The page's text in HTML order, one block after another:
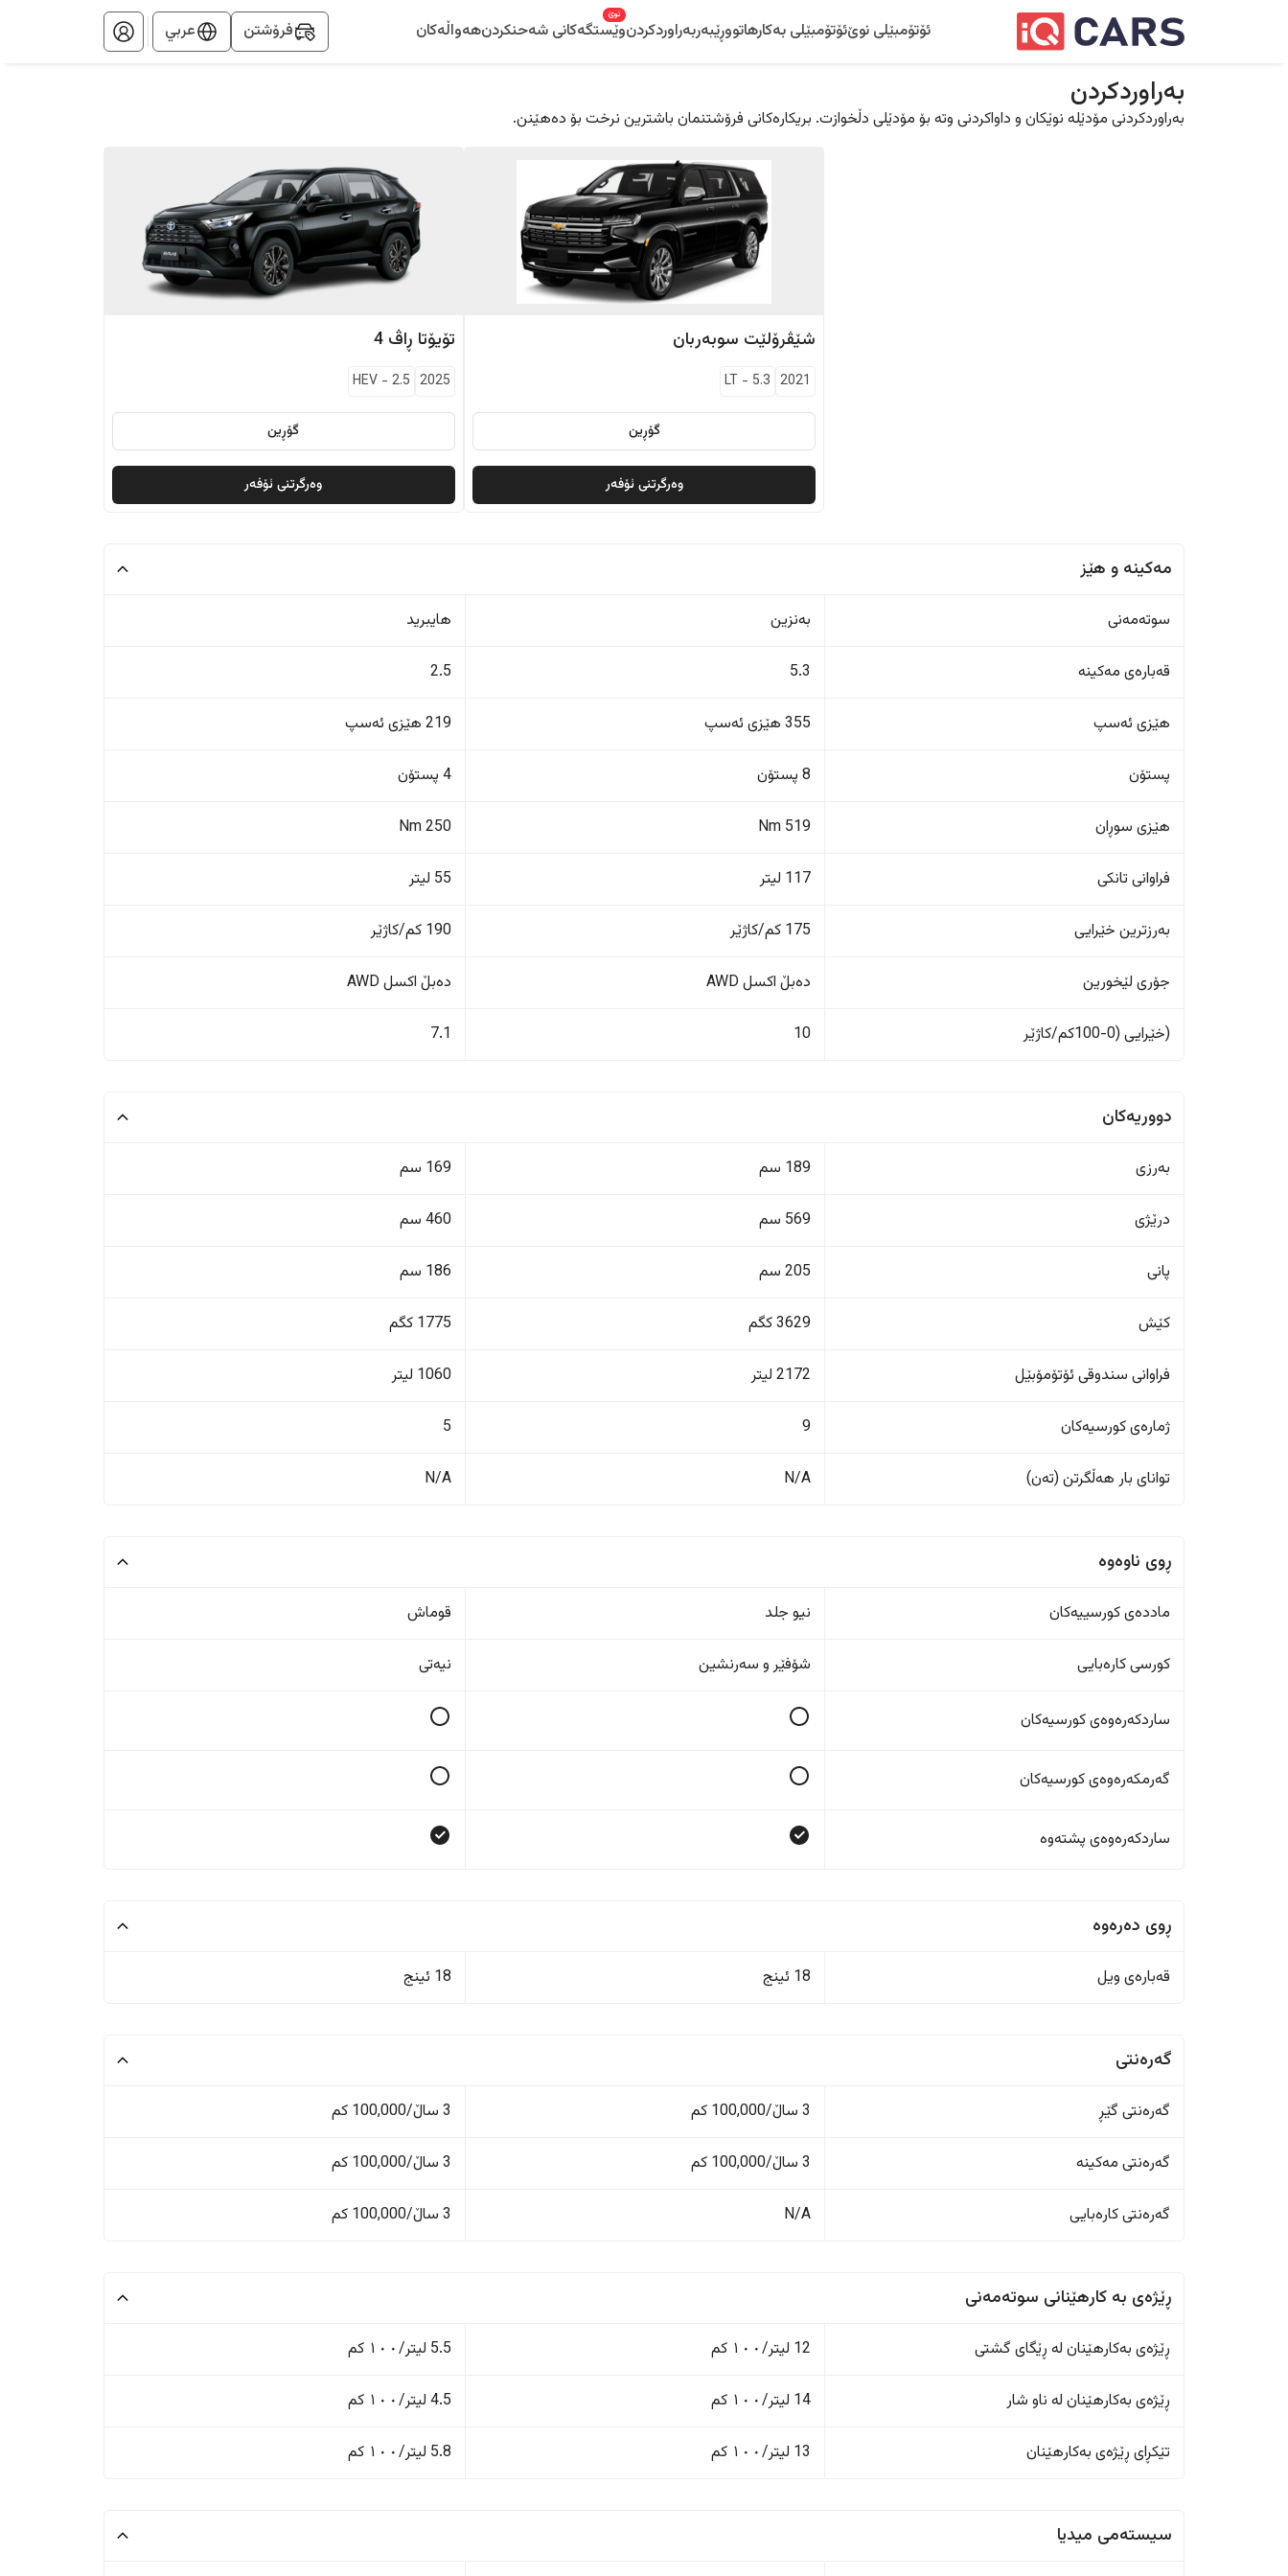
ئۆتۆمبێلی نوێئۆتۆمبێلی بەکارهاتووڕێبەربەراوردکردنوێستگەکانی شەحنکردن
نوێ
هەواڵەکان فرۆشتن عربي
بەراوردکردن
بەراوردکردنی مۆدێلە نوێکان و داواکردنی وتە بۆ مۆدێلی دڵخوازت. بریکارەکانی فرۆشتنمان باشترین نرخت بۆ دەهێنن.
شێڤرۆلێت سوبەربان
2021
LT - 5.3
گۆڕین
وەرگرتنی ئۆفەر
تۆیۆتا ڕاڤ 4
2025
HEV- 2.5
گۆڕین
وەرگرتنی ئۆفەر
مەکینە و هێز
سوتەمەنی بەنزین هایبرید
قەبارەی مەکینە 5.3
2.5
هێزی ئەسپ 355 هێزی ئەسپ 219 هێزی ئەسپ
پستۆن 8 پستۆن 4 پستۆن
هێزی سوڕان 519 Nm
250 Nm
فراوانی تانکی 117 لیتر 55 لیتر
بەرزترین خێرایی 175 کم/کاژێر 190 کم/کاژێر
جۆری لێخورین دەبڵ اکسل AWD دەبڵ اکسل AWD
(خێرایی (0-100کم/کاژێر 10
7.1
دووریەکان
بەرزی 189 سم 169 سم
درێژی 569 سم 460 سم
پانی 205 سم 186 سم
کێش 3629 کگم 1775 کگم
فراوانی سندوقی ئۆتۆمۆبێل 2172 لیتر 1060 لیتر
ژمارەی کورسیەکان 9
5
تواناى بار هەڵگرتن (تەن) N/A
N/A
ڕوی ناوەوە
ماددەی کورسییەکان نیو جلد قوماش
کورسی کارەبایی شۆفێر و سەرنشین نیەتی
ساردکەرەوەی کورسیەکان
گەرمکەرەوەی کورسیەکان
ساردکەرەوەی پشتەوە
ڕوی دەرەوە
قەبارەی ویل 18 ئینج 18 ئینج
گەرەنتی
گەرەنتی گێڕ 3 ساڵ/100,000 کم 3 ساڵ/100,000 کم
گەرەنتی مەکینە 3 ساڵ/100,000 کم 3 ساڵ/100,000 کم
گەرەنتی کارەبایی N/A 3 ساڵ/100,000 کم
ڕێژەى به کارهێنانی سوتەمەنی
ڕێژەى بەکارهێنان له ڕێگای گشتی 12 لیتر/١٠٠ کم 5.5 لیتر/١٠٠ کم
ڕێژەى بەکارهێنان له ناو شار 14 لیتر/١٠٠ کم 4.5 لیتر/١٠٠ کم
تێکڕای ڕێژەى بەکارهێنان 13 لیتر/١٠٠ کم 5.8 لیتر/١٠٠ کم
سیستەمی میدیا